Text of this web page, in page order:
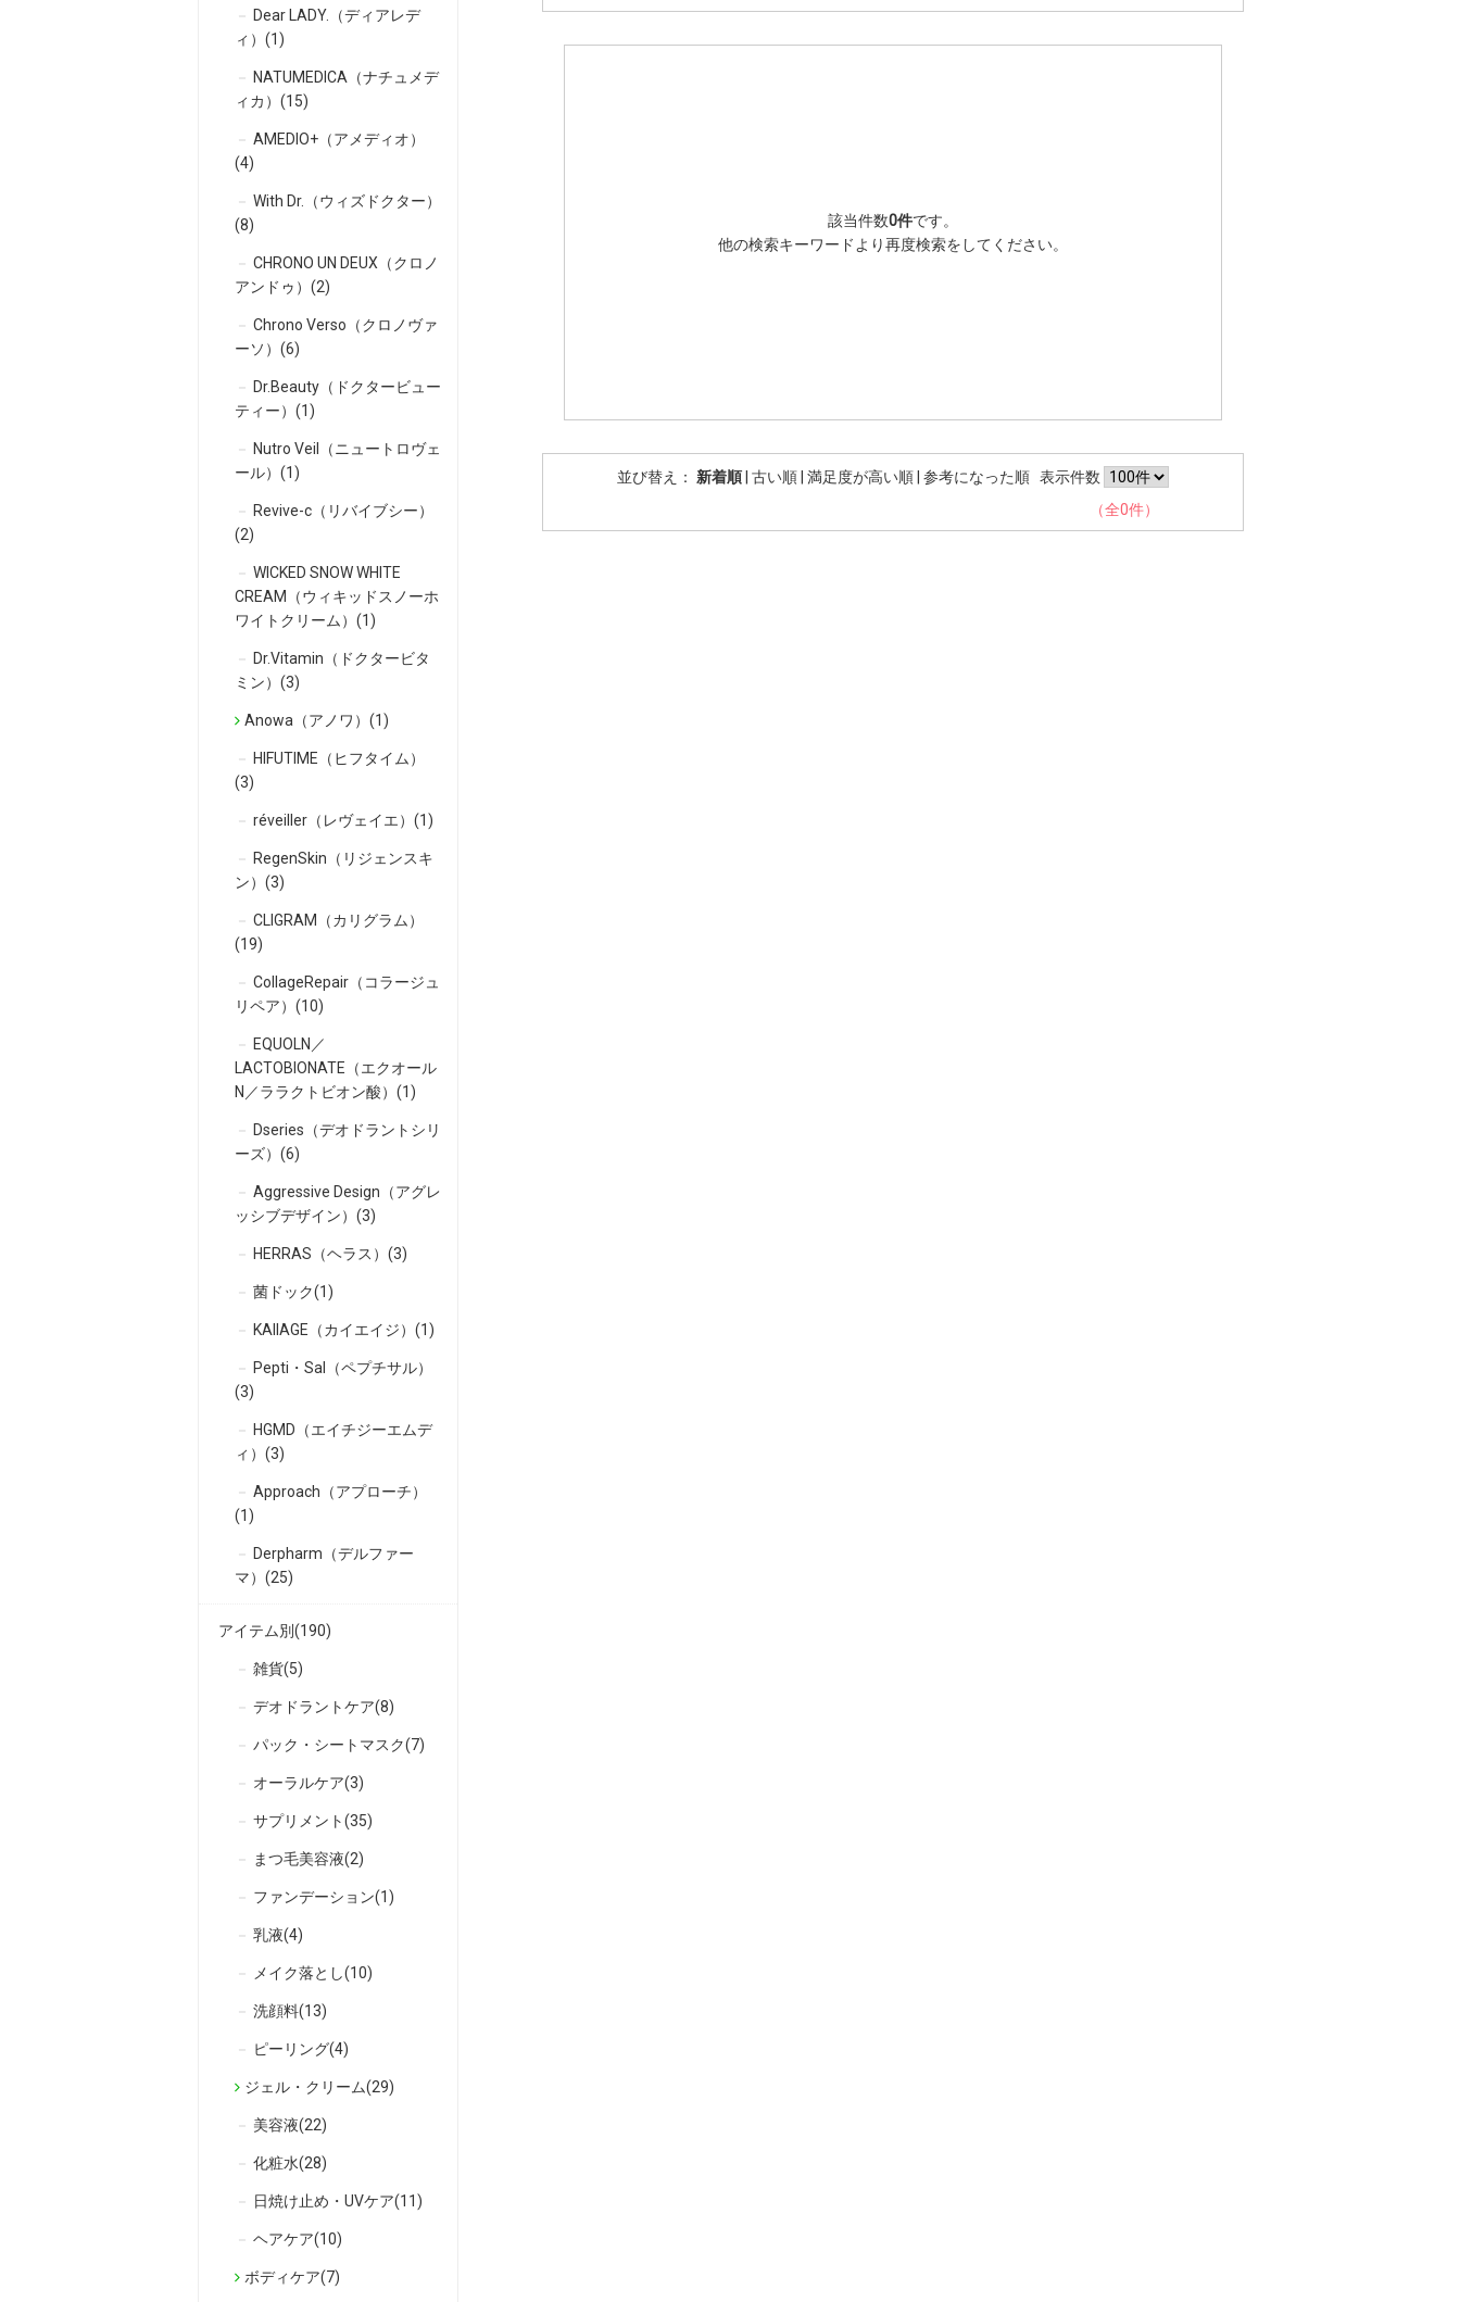
Dear LADY.（ディアレデ
ィ）(1)
NATUMEDICA（ナチュメデ
ィカ）(15)
AMEDIO+（アメディオ）
(4)
With Dr.（ウィズドクター）
(8)
CHRONO UN DEUX（クロノ
アンドゥ）(2)
Chrono Verso（クロノヴァ
ーソ）(6)
Dr.Beauty（ドクタービュー
ティー）(1)
Nutro Veil（ニュートロヴェ
ール）(1)
Revive-c（リバイブシー）
(2)
WICKED SNOW WHITE
CREAM（ウィキッドスノーホ
ワイトクリーム）(1)
Dr.Vitamin（ドクタービタ
ミン）(3)
Anowa（アノワ）(1)
HIFUTIME（ヒフタイム）
(3)
réveiller（レヴェイエ）(1)
RegenSkin（リジェンスキ
ン）(3)
CLIGRAM（カリグラム）
(19)
CollageRepair（コラージュ
リペア）(10)
EQUOLN／
LACTOBIONATE（エクオール
N／ララクトビオン酸）(1)
Dseries（デオドラントシリ
ーズ）(6)
Aggressive Design（アグレ
ッシブデザイン）(3)
HERRAS（ヘラス）(3)
菌ドック(1)
KAIIAGE（カイエイジ）(1)
Pepti・Sal（ペプチサル）
(3)
HGMD（エイチジーエムデ
ィ）(3)
Approach（アプローチ）
(1)
Derpharm（デルファー
マ）(25)
アイテム別(190)
雑貨(5)
デオドラントケア(8)
パック・シートマスク(7)
オーラルケア(3)
サプリメント(35)
まつ毛美容液(2)
ファンデーション(1)
乳液(4)
メイク落とし(10)
洗顔料(13)
ピーリング(4)
ジェル・クリーム(29)
美容液(22)
化粧水(28)
日焼け止め・UVケア(11)
ヘアケア(10)
ボディケア(7)
該当件数0件です。
他の検索キーワードより再度検索をしてください。
並び替え： 新着順| 古い順| 満足度が高い順| 参考になった順 表示件数
（全0件）